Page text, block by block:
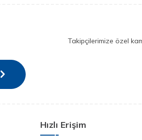
Takipçilerimize özel
Hızlı Erişim